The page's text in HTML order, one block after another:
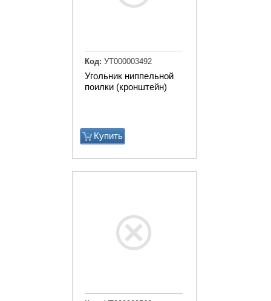
Угольник ниппельной
поилки (кронштейн)
Купить
Код: УТ000003492